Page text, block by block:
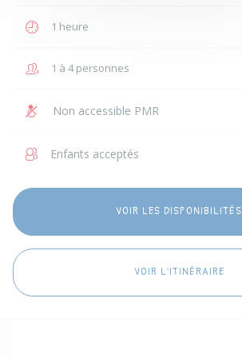
1 heure
1 à 4 personnes
Non accessible PMR
Enfants acceptés
VOIR LES DISPONIBILITÉS
VOIR L'ITINÉRAIRE